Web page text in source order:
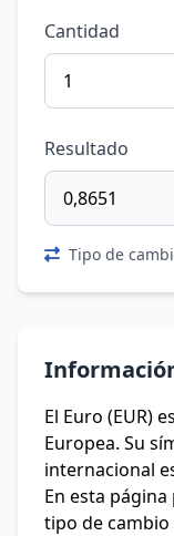
Cantidad
Resultado
Tipo de
El Euro (EUR)
Europea. Su
internacional
En esta
tipo de